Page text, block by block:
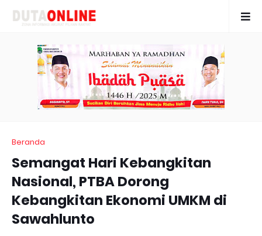
Beranda
Semangat Hari Kebangkitan
Nasional, PTBA Dorong
Kebangkitan Ekonomi UMKM di
Sawahlunto